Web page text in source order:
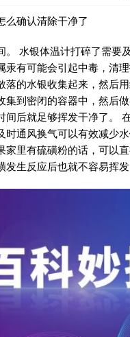
么确认清除干净了
。 水银体温计打碎了需要
汞有可能会引起中毒，清
落的水银收集起来，然后
集到密闭的容器中，然后
间后就足够挥发干净了。
时通风换气可以有效减少
家里有硫磺粉的话，可以
发生反应后也就不容易挥发